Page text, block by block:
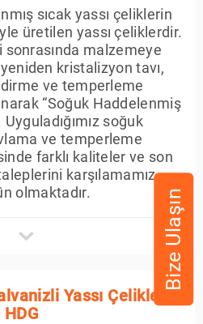
sıcak yassı çeliklerin
üretilen yassı çeliklerdir.
malzemeye
kristalizyon tavı,
ve temperleme
“Soğuk Haddelenmiş
soğuk
ve temperleme
farklı kaliteler ve son
karşılamamız
olmaktadır.
Yassı Çelikler -
HDG
Bize Ulaşın